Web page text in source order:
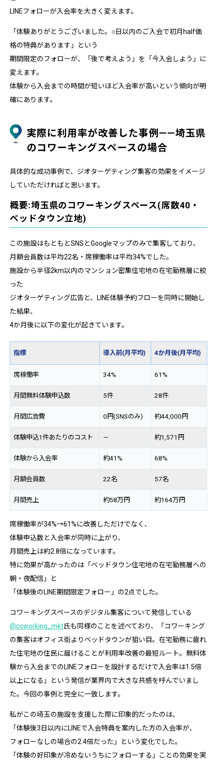
LINEフォローが入会率を大きく変えます。
「体験ありがとうございました。○日以内のご入会で初月half価
格の特典があります」という
期間限定のフォローが、「後で考えよう」を「今入会しよう」に
変えます。
体験から入会までの時間が短いほど入会率が高いという傾向が明
確にあります。
実際に利用率が改善した事例——埼玉県
のコワーキングスペースの場合
具体的な成功事例で、ジオターゲティング集客の効果をイメージ
していただければと思います。
概要:埼玉県のコワーキングスペース(席数40・
ベッドタウン立地)
この施設はもともとSNSとGoogleマップのみで集客しており、
月額会員数は平均22名・席稼働率は平均34%でした。
施設から半径2km以内のマンション密集住宅地の在宅勤務層に絞
った
ジオターゲティング広告と、LINE体験予約フローを同時に開始し
た結果、
4か月後に以下の変化が起きています。
指標 導入前(月平均) 4か月後(月平均)
席稼働率 34% 61%
月間無料体験申込数 5件 28件
月間広告費 0円(SNSのみ) 約44,000円
体験申込1件あたりのコスト — 約1,571円
体験から入会率 約41% 68%
月額会員数 22名 57名
月間売上 約58万円 約164万円
席稼働率が34%→61%に改善しただけでなく、
体験申込数と入会率が同時に上がり、
月間売上は約2.8倍になっています。
特に効果が高かったのは「ベッドタウン住宅地の在宅勤務層への
朝・夜配信」と
「体験後のLINE期間限定フォロー」の2点でした。
コワーキングスペースのデジタル集客について発信している
@coworking_mkt氏も同様のことを述べており、「コワーキング
の集客はオフィス街よりベッドタウンが狙い目。在宅勤務に疲れ
た住宅地の住民に届けることが利用率改善の最短ルート。無料体
験から入会までのLINEフォローを設計するだけで入会率は1.5倍
以上になる」という発信が業界内で大きな共感を呼んでいまし
た。今回の事例と完全に一致します。
私がこの埼玉の施設を支援した際に印象的だったのは、
「体験後3日以内にLINEで入会特典を案内した方の入会率が、
フォローなしの場合の2.4倍だった」という変化でした。
「体験の好印象が冷めないうちにフォローする」ことの効果を実